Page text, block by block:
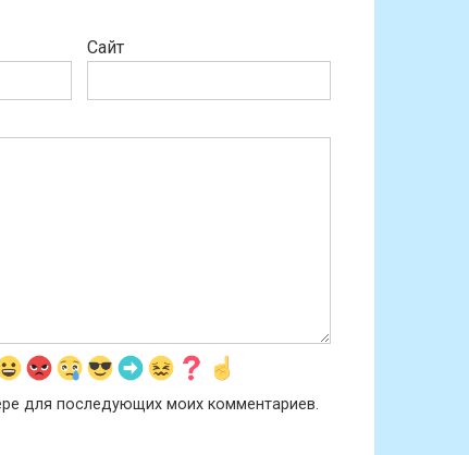
Сайт
для последующих моих комментариев.